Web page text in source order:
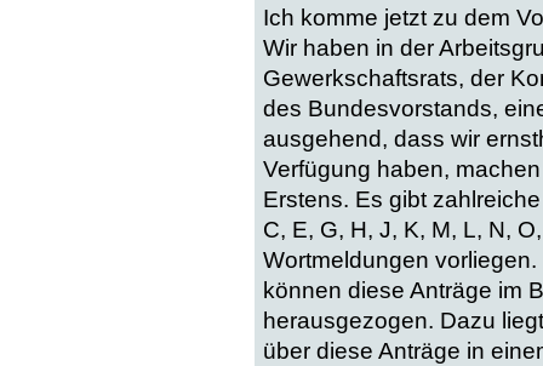
Ich komme jetzt zu dem
Wir haben in der
Gewerkschaftsrats, der
des Bundesvorstands,
ausgehend, dass wir
Verfügung haben,
Erstens. Es gibt
C, E, G, H, J, K, M, L, N,
Wortmeldungen
können diese Anträge im
herausgezogen. Dazu
über diese Anträge in